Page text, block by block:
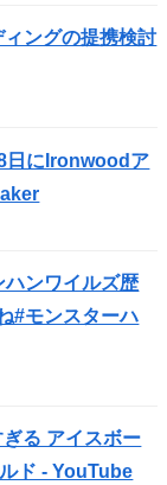
ングの提携検討
日にIronwoodア
ンワイルズ歴
#モンスターハ
る アイスボー
ド - YouTube